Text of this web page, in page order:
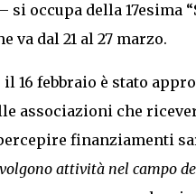
occupa della 17esima
va dal 21 al 27 marzo.
16 febbraio è stato
associazioni che
finanziamenti
attività nel campo